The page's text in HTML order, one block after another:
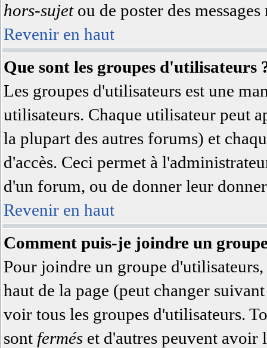
hors-sujetou de poster des
Revenir en haut
Que sont les groupes d'utilisateurs
Les groupes d'utilisateurs est une
utilisateurs. Chaque utilisateur peut
la plupart des autres forums) et
d'accès. Ceci permet à
d'un forum, ou de donner leur
Revenir en haut
Comment puis-je joindre un
Pour joindre un groupe
haut de la page (peut changer
voir tous les groupes d'utilisateurs.
sont fermés et d'autres peuvent